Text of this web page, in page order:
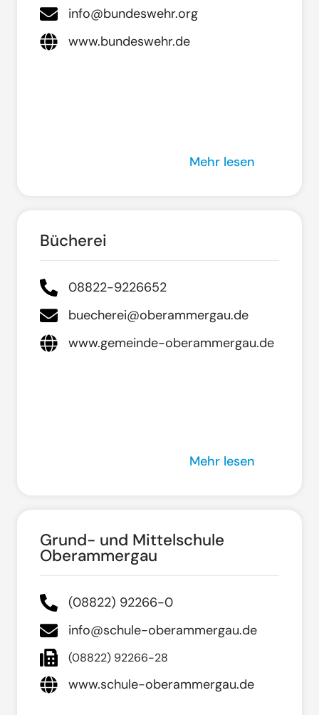
info@bundeswehr.org
www.bundeswehr.de
Mehr lesen
Bücherei
08822-9226652
buecherei@oberammergau.de
www.gemeinde-oberammergau.de
Mehr lesen
Grund- und Mittelschule
Oberammergau
(08822) 92266-0
info@schule-oberammergau.de
(08822) 92266-28
www.schule-oberammergau.de